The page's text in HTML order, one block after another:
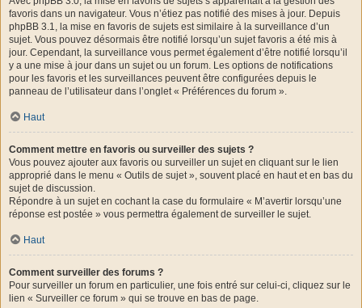
favoris dans un navigateur. Vous n’étiez pas notifié des mises à jour. Depuis
phpBB 3.1, la mise en favoris de sujets est similaire à la surveillance d’un
sujet. Vous pouvez désormais être notifié lorsqu’un sujet favoris a été mis à
jour. Cependant, la surveillance vous permet également d’être notifié lorsqu’il
y a une mise à jour dans un sujet ou un forum. Les options de notifications
pour les favoris et les surveillances peuvent être configurées depuis le
panneau de l’utilisateur dans l’onglet « Préférences du forum ».
Haut
Comment mettre en favoris ou surveiller des sujets ?
Vous pouvez ajouter aux favoris ou surveiller un sujet en cliquant sur le lien
approprié dans le menu « Outils de sujet », souvent placé en haut et en bas du
sujet de discussion.
Répondre à un sujet en cochant la case du formulaire « M’avertir lorsqu’une
réponse est postée » vous permettra également de surveiller le sujet.
Haut
Comment surveiller des forums ?
Pour surveiller un forum en particulier, une fois entré sur celui-ci, cliquez sur le
lien « Surveiller ce forum » qui se trouve en bas de page.